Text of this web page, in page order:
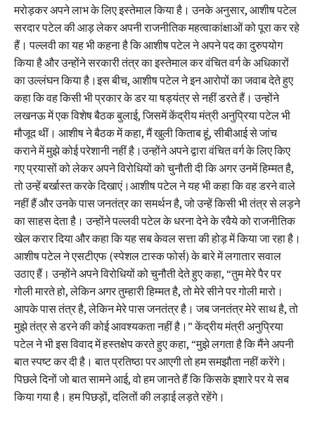
मरोड़कर अपने लाभ के लिए इस्तेमाल किया है। उनके अनुसार, आशीष पटेल
सरदार पटेल की आड़ लेकर अपनी राजनीतिक महत्वाकांक्षाओं को पूरा कर रहे
हैं। पल्लवी का यह भी कहना है कि आशीष पटेल ने अपने पद का दुरुपयोग
किया है और उन्होंने सरकारी तंत्र का इस्तेमाल कर वंचित वर्ग के अधिकारों
का उल्लंघन किया है।इस बीच, आशीष पटेल ने इन आरोपों का जवाब देते हुए
कहा कि वह किसी भी प्रकार के डर या षड्यंत्र से नहीं डरते हैं। उन्होंने
लखनऊ में एक विशेष बैठक बुलाई, जिसमें केंद्रीय मंत्री अनुप्रिया पटेल भी
मौजूद थीं। आशीष ने बैठक में कहा, मैं खुली किताब हूं, सीबीआई से जांच
कराने में मुझे कोई परेशानी नहीं है।उन्होंने अपने द्वारा वंचित वर्ग के लिए किए
गए प्रयासों को लेकर अपने विरोधियों को चुनौती दी कि अगर उनमें हिम्मत है,
तो उन्हें बर्खास्त करके दिखाएं।आशीष पटेल ने यह भी कहा कि वह डरने वाले
नहीं हैं और उनके पास जनतंत्र का समर्थन है, जो उन्हें किसी भी तंत्र से लड़ने
का साहस देता है। उन्होंने पल्लवी पटेल के धरना देने के रवैये को राजनीतिक
खेल करार दिया और कहा कि यह सब केवल सत्ता की होड़ में किया जा रहा है।
आशीष पटेल ने एसटीएफ (स्पेशल टास्क फोर्स) के बारे में लगातार सवाल
उठाए हैं। उन्होंने अपने विरोधियों को चुनौती देते हुए कहा, “तुम मेरे पैर पर
गोली मारते हो, लेकिन अगर तुम्हारी हिम्मत है, तो मेरे सीने पर गोली मारो।
आपके पास तंत्र है, लेकिन मेरे पास जनतंत्र है। जब जनतंत्र मेरे साथ है, तो
मुझे तंत्र से डरने की कोई आवश्यकता नहीं है।” केंद्रीय मंत्री अनुप्रिया
पटेल ने भी इस विवाद में हस्तक्षेप करते हुए कहा, “मुझे लगता है कि मैंने अपनी
बात स्पष्ट कर दी है। बात प्रतिष्ठा पर आएगी तो हम समझौता नहीं करेंगे।
पिछले दिनों जो बात सामने आई, वो हम जानते हैं कि किसके इशारे पर ये सब
किया गया है। हम पिछड़ों, दलितों की लड़ाई लड़ते रहेंगे।